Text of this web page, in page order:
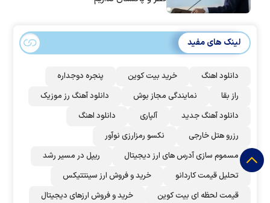
لینک های مفید
دانلود اهنگ خرید بیت کوین
پنجره دوجداره
راز بقا
نمایندگی مجاز بوش
دانلود آهنگ رز‌ موزیک
دانلود آهنگ جدید
آلپاری
دانلود اهنگ
رزرو هتل خارجی
نکسو رمزارزی نوآور
مسموم سازی آدرس های ارز دیجیتال
ریپل در مسیر رشد
تحلیل قیمت کاردانو
خرید و فروش ارز سینتتیکس
قیمت لحظه ای بیت کوین
خرید و فروش ارزهای دیجیتال